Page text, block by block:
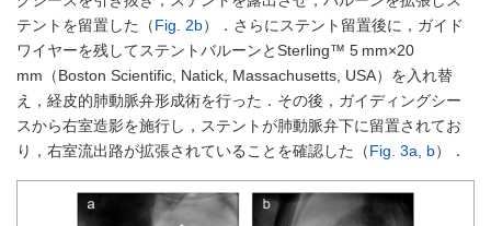
テントを留置した（Fig. 2b）．さらにステント留置後に，ガイド
ワイヤーを残してステントバルーンとSterling™ 5 mm×20
mm（Boston Scientific, Natick, Massachusetts, USA）を入れ替
え，経皮的肺動脈弁形成術を行った．その後，ガイディングシー
スから右室造影を施行し，ステントが肺動脈弁下に留置されてお
り，右室流出路が拡張されていることを確認した（Fig. 3a, b）．